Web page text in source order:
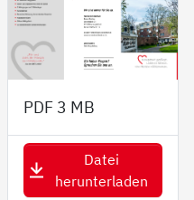
PDF 3 MB
Datei
herunterladen